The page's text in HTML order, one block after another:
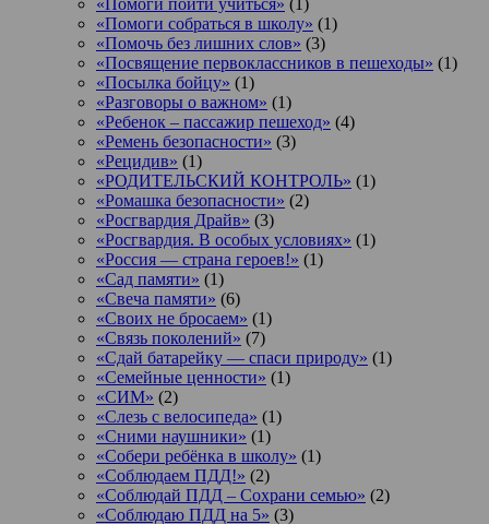
«Помоги собраться в школу» (1)
«Помочь без лишних слов» (3)
«Посвящение первоклассников в пешеходы» (1)
«Посылка бойцу» (1)
«Разговоры о важном» (1)
«Ребенок – пассажир пешеход» (4)
«Ремень безопасности» (3)
«Рецидив» (1)
«РОДИТЕЛЬСКИЙ КОНТРОЛЬ» (1)
«Ромашка безопасности» (2)
«Росгвардия Драйв» (3)
«Росгвардия. В особых условиях» (1)
«Россия — страна героев!» (1)
«Сад памяти» (1)
«Свеча памяти» (6)
«Своих не бросаем» (1)
«Связь поколений» (7)
«Сдай батарейку — спаси природу» (1)
«Семейные ценности» (1)
«СИМ» (2)
«Слезь с велосипеда» (1)
«Сними наушники» (1)
«Собери ребёнка в школу» (1)
«Соблюдаем ПДД!» (2)
«Соблюдай ПДД – Сохрани семью» (2)
«Соблюдаю ПДД на 5» (3)